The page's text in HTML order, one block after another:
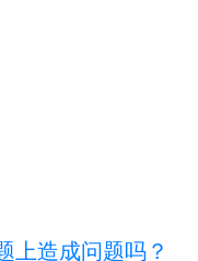
上造成问题吗？